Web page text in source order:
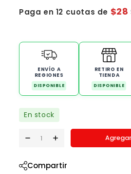
Paga en 12 cuotas de $28
ENVÍO A
REGIONES
DISPONIBLE
RETIRO EN
TIENDA
DISPONIBLE
En stock
Compartir